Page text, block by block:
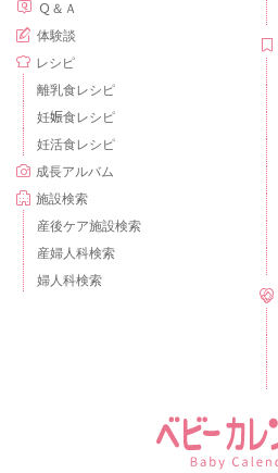
Ｑ＆Ａ
体験談
レシピ
離乳食レシピ
妊娠食レシピ
妊活食レシピ
成長アルバム
施設検索
産後ケア施設検索
産婦人科検索
婦人科検索